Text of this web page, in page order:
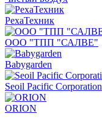
РехаТехник
ООО "ТПП "САЛВЕ"
Babygarden
Seoil Pacific Corporation
ORION